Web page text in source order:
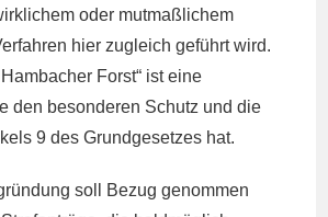
oder mutmaßlichem
hier zugleich geführt wird.
Forst“ ist eine
den besonderen Schutz und die
9 des Grundgesetzes hat.
soll Bezug genommen